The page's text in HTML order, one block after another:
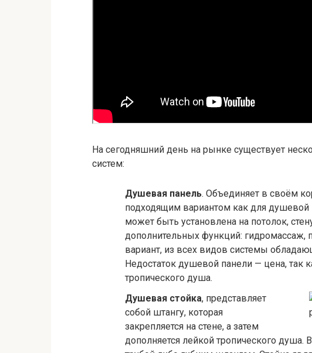
На сегодняшний день на рынке существует
систем:
Душевая панель. Объединяет в своём
подходящим вариантом как для
может быть установлена на потолок,
дополнительных функций: гидромассаж,
вариант, из всех видов системы
Недостаток душевой панели — цена, так
тропического душа.
Душевая стойка, представляет
собой штангу, которая
закрепляется на стене, а затем
дополняется лейкой тропического душа.